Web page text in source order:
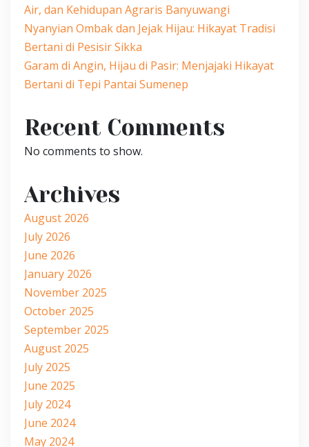
Air, dan Kehidupan Agraris Banyuwangi
Nyanyian Ombak dan Jejak Hijau: Hikayat Tradisi
Bertani di Pesisir Sikka
Garam di Angin, Hijau di Pasir: Menjajaki Hikayat
Bertani di Tepi Pantai Sumenep
Recent Comments
No comments to show.
Archives
August 2026
July 2026
June 2026
January 2026
November 2025
October 2025
September 2025
August 2025
July 2025
June 2025
July 2024
June 2024
May 2024